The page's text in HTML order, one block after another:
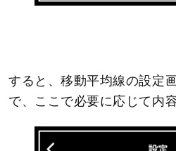
すると、移動平均線の設定
で、ここで必要に応じて内